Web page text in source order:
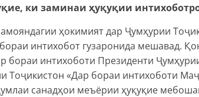
ки заминаи ҳуқуқии
ҳокимият дар Ҷумҳурии
интихобот гузаронида мешавад.
бораи интихоботи Президенти
Тоҷикистон «Дар бораи интихоботи
санадҳои меъёрии ҳуқуқие